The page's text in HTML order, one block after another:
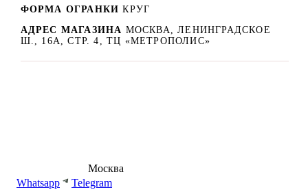
ФОРМА ОГРАНКИ КРУГ
АДРЕС МАГАЗИНА МОСКВА, ЛЕНИНГРАДСКОЕ
Ш., 16А, СТР. 4, ТЦ «МЕТРОПОЛИС»
Москва
Whatsapp
Telegram